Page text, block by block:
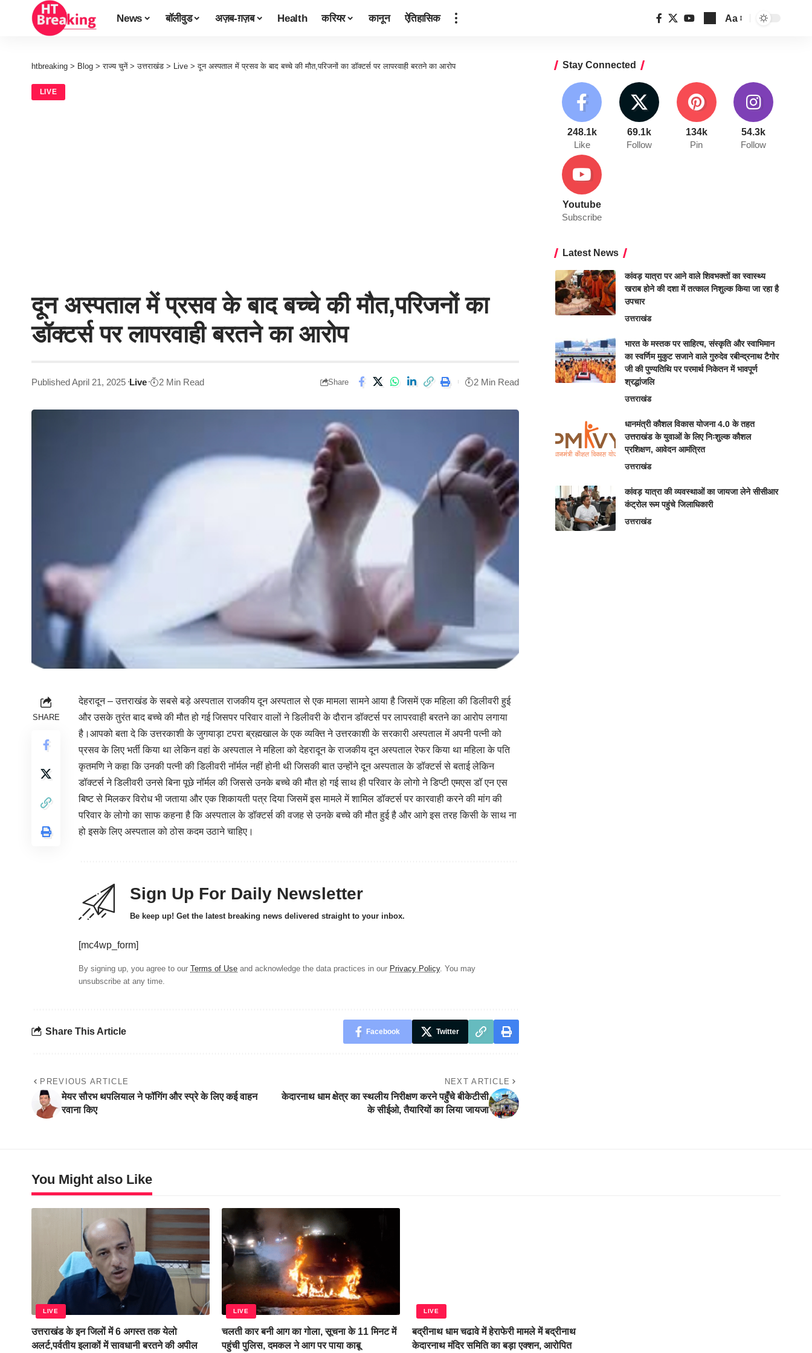
News बॉलीवुड अज़ब-ग़ज़ब Health करियर कानून ऐतिहासिक Aa
htbreaking > Blog >राज्य चुनें >उत्तराखंड > Live >दून अस्पताल में प्रसव के बाद बच्चे की मौत,परिजनों का डॉक्टर्स पर लापरवाही बरतने का आरोप
LIVE
दून अस्पताल में प्रसव के बाद बच्चे की मौत,परिजनों का
डॉक्टर्स पर लापरवाही बरतने का आरोप
Published April 21, 2025 Live 2 Min Read Share 2 Min Read
SHARE
देहरादून – उत्तराखंड के सबसे बड़े अस्पताल राजकीय दून अस्पताल से एक मामला सामने आया है जिसमें एक महिला की डिलीवरी हुई
और उसके तुरंत बाद बच्चे की मौत हो गई जिसपर परिवार वालों ने डिलीवरी के दौरान डॉक्टर्स पर लापरवाही बरतने का आरोप लगाया
है।आपको बता दे कि उत्तरकाशी के जुगयाड़ा टपरा ब्रह्मखाल के एक व्यक्ति ने उत्तरकाशी के सरकारी अस्पताल में अपनी पत्नी को
प्रसव के लिए भर्ती किया था लेकिन वहां के अस्पताल ने महिला को देहरादून के राजकीय दून अस्पताल रेफर किया था महिला के पति
कृतमणि ने कहा कि उनकी पत्नी की डिलीवरी नॉर्मल नहीं होनी थी जिसकी बात उन्होंने दून अस्पताल के डॉक्टर्स से बताई लेकिन
डॉक्टर्स ने डिलीवरी उनसे बिना पूछे नॉर्मल की जिससे उनके बच्चे की मौत हो गई साथ ही परिवार के लोगो ने डिप्टी एमएस डॉ एन एस
बिष्ट से मिलकर विरोध भी जताया और एक शिकायती पत्र दिया जिसमें इस मामले में शामिल डॉक्टर्स पर कारवाही करने की मांग की
परिवार के लोगो का साफ कहना है कि अस्पताल के डॉक्टर्स की वजह से उनके बच्चे की मौत हुई है और आगे इस तरह किसी के साथ ना
हो इसके लिए अस्पताल को ठोस कदम उठाने चाहिए।
Sign Up For Daily Newsletter
Be keep up! Get the latest breaking news delivered straight to your inbox.
[mc4wp_form]
By signing up, you agree to our Terms of Use and acknowledge the data practices in our Privacy Policy. You may
unsubscribe at any time.
Share This Article Facebook Twitter
PREVIOUS ARTICLE
मेयर सौरभ थपलियाल ने फॉगिंग और स्प्रे के लिए कई वाहन
रवाना किए
NEXT ARTICLE
केदारनाथ धाम क्षेत्र का स्थलीय निरीक्षण करने पहुँचे बीकेटीसी
के सीईओ, तैयारियों का लिया जायजा
Stay Connected
248.1k
Like
69.1k
Follow
134k
Pin
54.3k
Follow
Youtube
Subscribe
Latest News
कांवड़ यात्रा पर आने वाले शिवभक्तों का स्वास्थ्य
खराब होने की दशा में तत्काल निशुल्क किया जा रहा है
उपचार
उत्तराखंड
भारत के मस्तक पर साहित्य, संस्कृति और स्वाभिमान
का स्वर्णिम मुकुट सजाने वाले गुरुदेव रबीन्द्रनाथ टैगोर
जी की पुण्यतिथि पर परमार्थ निकेतन में भावपूर्ण
श्रद्धांजलि
उत्तराखंड
धानमंत्री कौशल विकास योजना 4.0 के तहत
उत्तराखंड के युवाओं के लिए निःशुल्क कौशल
प्रशिक्षण, आवेदन आमंत्रित
उत्तराखंड
कांवड़ यात्रा की व्यवस्थाओं का जायजा लेने सीसीआर
कंट्रोल रूम पहुंचे जिलाधिकारी
उत्तराखंड
You Might also Like
LIVE
उत्तराखंड के इन जिलों में 6 अगस्त तक येलो
अलर्ट,पर्वतीय इलाकों में सावधानी बरतने की अपील
LIVE
चलती कार बनी आग का गोला, सूचना के 11 मिनट में
पहुंची पुलिस, दमकल ने आग पर पाया काबू
LIVE
बद्रीनाथ धाम चढावे में हेराफेरी मामले में बद्रीनाथ
केदारनाथ मंदिर समिति का बड़ा एक्शन, आरोपित